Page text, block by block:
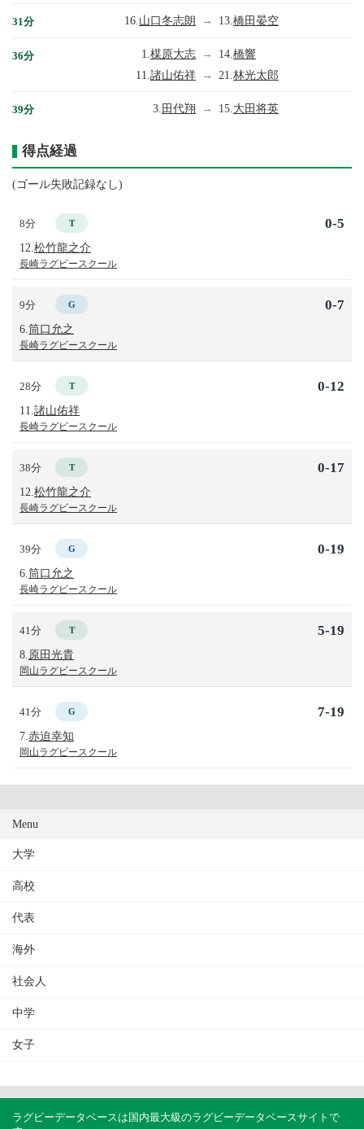
31分 16. 山口冬志朗 → 13. 橋田晏空
36分 1. 楳原大志 → 14. 橋響
11. 諸山佑祥 → 21. 林光太郎
39分 3. 田代翔 → 15. 大田将英
得点経過
(ゴール失敗記録なし)
8分 T
12. 松竹龍之介
長崎ラグビースクール
0-5
9分 G
6. 筒口允之
長崎ラグビースクール
0-7
28分 T
11. 諸山佑祥
長崎ラグビースクール
0-12
38分 T
12. 松竹龍之介
長崎ラグビースクール
0-17
39分 G
6. 筒口允之
長崎ラグビースクール
0-19
41分 T
8. 原田光貴
岡山ラグビースクール
5-19
41分 G
7. 赤迫幸知
岡山ラグビースクール
7-19
Menu
大学
高校
代表
海外
社会人
中学
女子
ラグビーデータベースは国内最大級のラグビーデータベースサイトで